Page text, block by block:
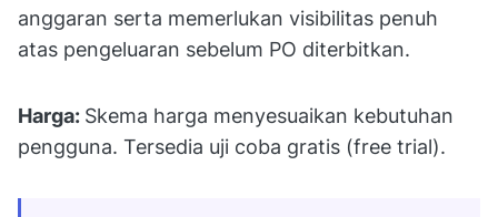
anggaran serta memerlukan visibilitas penuh
atas pengeluaran sebelum PO diterbitkan.
Harga: Skema harga menyesuaikan kebutuhan
pengguna. Tersedia uji coba gratis (free trial).